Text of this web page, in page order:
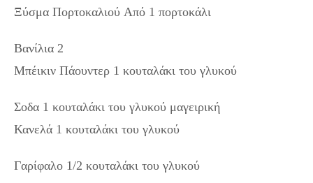
Ξύσμα Πορτοκαλιού Aπό 1 πορτοκάλι
Βανίλια 2
Μπέικιν Πάουντερ 1 κουταλάκι του γλυκού
Σοδα 1 κουταλάκι του γλυκού μαγειρική
Κανελά 1 κουταλάκι του γλυκού
Γαρίφαλο 1/2 κουταλάκι του γλυκού